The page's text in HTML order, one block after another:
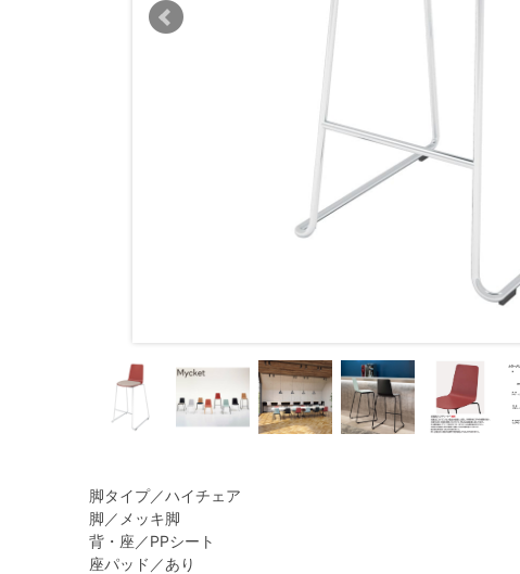
脚タイプ／ハイチェア
脚／メッキ脚
背・座／PPシート
座パッド／あり